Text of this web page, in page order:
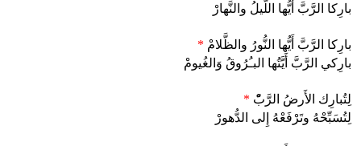
بارِكا الرَّبَّ أَيُّها اللَّيلُ والنَّهارْ
بارِكا الرَّبَّ أَيُّها النُّورُ والظَّلامْ *
بارِكي الرَّبَّ أَيَّتُها البـُرُوقُ وَالغُيومْ
لِتُبارِك الأَرضُ الرَّبّْ *
لِتُسَبِّحْهُ وتَرْفَعْهُ إِلى الدُّهورْ